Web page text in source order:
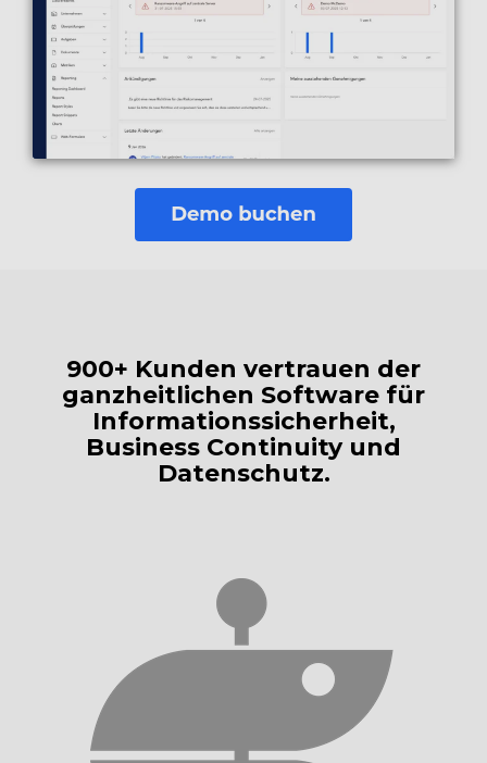
900+ Kunden vertrauen der
ganzheitlichen Software für
Informationssicherheit,
Business Continuity und
Datenschutz.